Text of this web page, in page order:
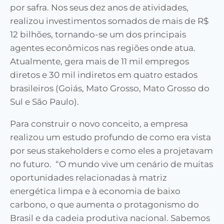
por safra. Nos seus dez anos de atividades,
realizou investimentos somados de mais de R$
12 bilhões, tornando-se um dos principais
agentes econômicos nas regiões onde atua.
Atualmente, gera mais de 11 mil empregos
diretos e 30 mil indiretos em quatro estados
brasileiros (Goiás, Mato Grosso, Mato Grosso do
Sul e São Paulo).
Para construir o novo conceito, a empresa
realizou um estudo profundo de como era vista
por seus stakeholders e como eles a projetavam
no futuro. “O mundo vive um cenário de muitas
oportunidades relacionadas à matriz
energética limpa e à economia de baixo
carbono, o que aumenta o protagonismo do
Brasil e da cadeia produtiva nacional. Sabemos